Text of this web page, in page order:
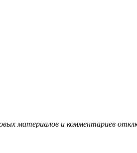
материалов и комментариев